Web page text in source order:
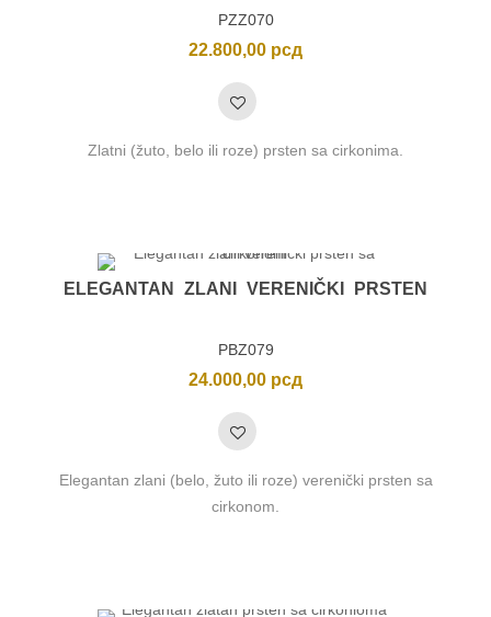
PZZ070
22.800,00 рсд
Zlatni (žuto, belo ili roze) prsten sa cirkonima.
ELEGANTAN ZLANI VERENIČKI PRSTEN
PBZ079
24.000,00 рсд
Elegantan zlani (belo, žuto ili roze) verenički prsten sa
cirkonom.